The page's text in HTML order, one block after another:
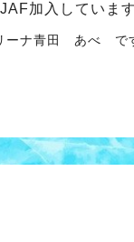
加入していま
ーナ青田 あべ